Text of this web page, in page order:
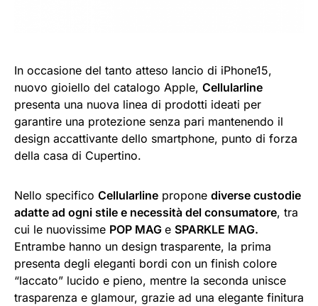
In occasione del tanto atteso lancio di iPhone15,
nuovo gioiello del catalogo Apple, Cellularline
presenta una nuova linea di prodotti ideati per
garantire una protezione senza pari mantenendo il
design accattivante dello smartphone, punto di forza
della casa di Cupertino.
Nello specifico Cellularline propone diverse custodie
adatte ad ogni stile e necessità del consumatore, tra
cui le nuovissime POP MAG e SPARKLE MAG.
Entrambe hanno un design trasparente, la prima
presenta degli eleganti bordi con un finish colore
“laccato” lucido e pieno, mentre la seconda unisce
trasparenza e glamour, grazie ad una elegante finitura